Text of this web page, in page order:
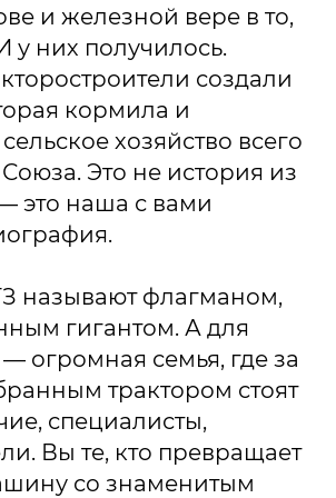
и железной вере в то,
у них получилось.
создали
кормила и
хозяйство всего
Это не история из
это наша с вами
называют флагманом,
гигантом. А для
огромная семья, где за
трактором стоят
специалисты,
Вы те, кто превращает
со знаменитым